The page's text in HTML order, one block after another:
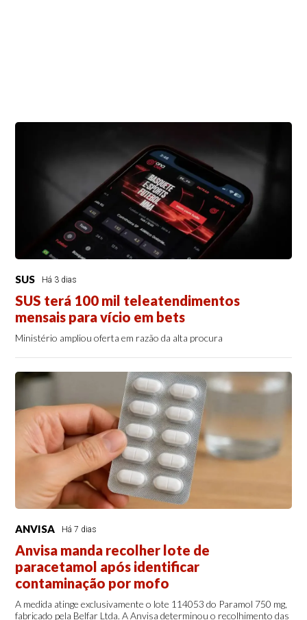
SUS Há 3 dias
SUS terá 100 mil teleatendimentos
mensais para vício em bets
Ministério ampliou oferta em razão da alta procura
ANVISA Há 7 dias
Anvisa manda recolher lote de
paracetamol após identificar
contaminação por mofo
A medida atinge exclusivamente o lote 114053 do Paramol 750 mg,
fabricado pela Belfar Ltda. A Anvisa determinou o recolhimento das